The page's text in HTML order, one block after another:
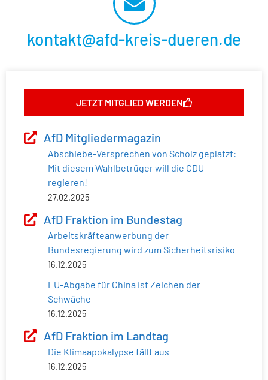
kontakt@afd-kreis-dueren.de
JETZT MITGLIED WERDEN
AfD Mitgliedermagazin
Abschiebe-Versprechen von Scholz geplatzt:
Mit diesem Wahlbetrüger will die CDU
regieren!
27.02.2025
AfD Fraktion im Bundestag
Arbeitskräfteanwerbung der
Bundesregierung wird zum Sicherheitsrisiko
16.12.2025
EU-Abgabe für China ist Zeichen der
Schwäche
16.12.2025
AfD Fraktion im Landtag
Die Klimaapokalypse fällt aus
16.12.2025